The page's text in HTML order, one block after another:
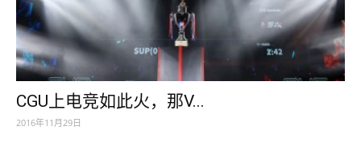
CGU上电竞如此火，那V...
2016年11月29日